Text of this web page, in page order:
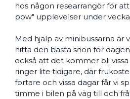
hos någon researrangör för
pow" upplevelser under
Med hjälp av minibussarna är
hitta den bästa snön för
också att det kommer bli
ringer lite tidigare, där
fortare och vissa dagar får vi
timme i bilen på väg till och